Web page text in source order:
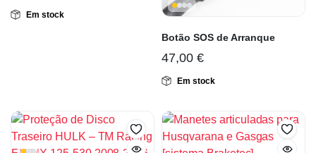
Em stock
Botão SOS de Arranque
47,00 €
Em stock